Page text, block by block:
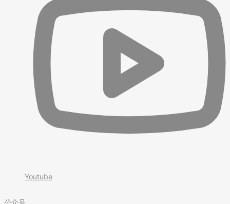
Youtube
公众号